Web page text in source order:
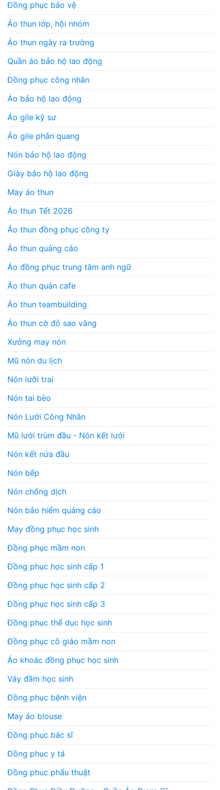
Đồng phục bảo vệ
Áo thun lớp, hội nhóm
Áo thun ngày ra trường
Quần áo bảo hộ lao động
Đồng phục công nhân
Áo bảo hộ lao động
Áo gile kỹ sư
Áo gile phản quang
Nón bảo hộ lao động
Giày bảo hộ lao động
May áo thun
Áo thun Tết 2026
Áo thun đồng phục công ty
Áo thun quảng cáo
Áo đồng phục trung tâm anh ngữ
Áo thun quán cafe
Áo thun teambuilding
Áo thun cờ đỏ sao vàng
Xưởng may nón
Mũ nón du lịch
Nón lưỡi trai
Nón tai bèo
Nón Lưới Công Nhân
Mũ lưới trùm đầu - Nón kết lưới
Nón kết nửa đầu
Nón bếp
Nón chống dịch
Nón bảo hiểm quảng cáo
May đồng phục học sinh
Đồng phục mầm non
Đồng phục học sinh cấp 1
Đồng phục học sinh cấp 2
Đồng phục học sinh cấp 3
Đồng phục thể dục học sinh
Đồng phục cô giáo mầm non
Áo khoác đồng phục học sinh
Váy đầm học sinh
Đồng phục bệnh viện
May áo blouse
Đồng phục bác sĩ
Đồng phục y tá
Đồng phuc phẩu thuật